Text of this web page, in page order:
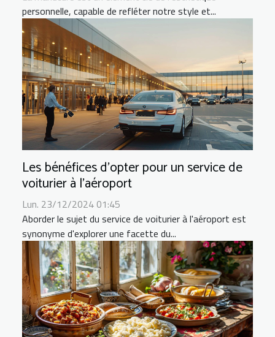
personnelle, capable de refléter notre style et...
Les bénéfices d'opter pour un service de
voiturier à l'aéroport
Lun. 23/12/2024 01:45
Aborder le sujet du service de voiturier à l'aéroport est
synonyme d'explorer une facette du...